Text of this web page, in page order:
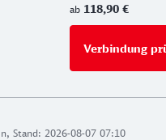
Stand: 2026-08-07 07:10
ab 118,90 €
Verbindung